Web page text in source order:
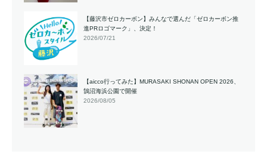
【藤沢市ゼロカーボン】みんなで選んだ「ゼロカーボン推
進PRロゴマーク」、決定！
2026/07/21
【aicco行ってみた】MURASAKI SHONAN OPEN 2026、
鵠沼海浜公園で開催
2026/08/05